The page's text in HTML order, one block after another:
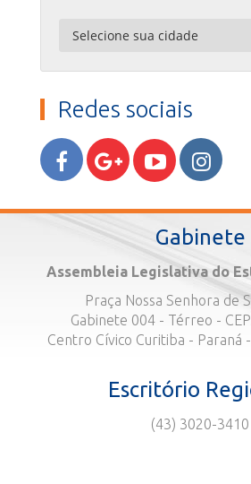
Redes sociais
Gabinete
Assembleia Legislativa do
Praça Nossa Senhora de
Gabinete 004 - Térreo -
Centro Cívico Curitiba - Paraná
Escritório
(43) 3020-3410